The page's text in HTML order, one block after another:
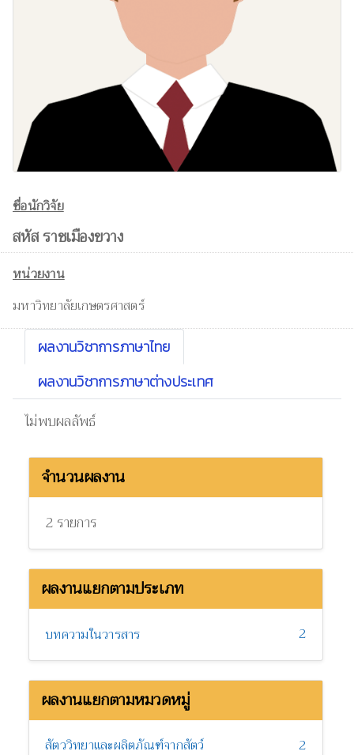
ชื่อนักวิจัย
สหัส ราชเมืองขวาง
หน่วยงาน
มหาวิทยาลัยเกษตรศาสตร์
ผลงานวิชาการภาษาไทย
ผลงานวิชาการภาษาต่างประเทศ
ไม่พบผลลัพธ์
จำนวนผลงาน
2 รายการ
ผลงานแยกตามประเภท
บทความในวารสาร 2
ผลงานแยกตามหมวดหมู่
สัตววิทยาและผลิตภัณฑ์จากสัตว์ 2